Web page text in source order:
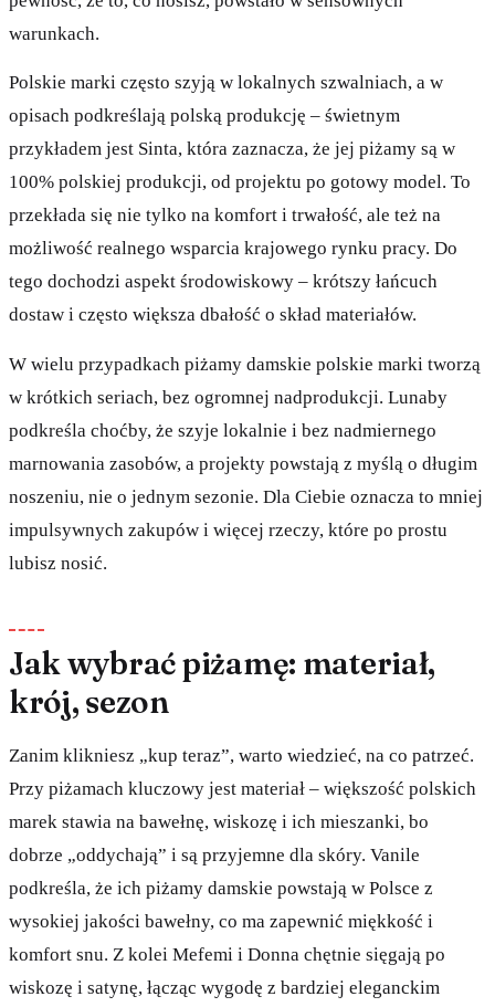
warunkach.
Polskie marki często szyją w lokalnych szwalniach, a w
opisach podkreślają polską produkcję – świetnym
przykładem jest Sinta, która zaznacza, że jej piżamy są w
100% polskiej produkcji, od projektu po gotowy model. To
przekłada się nie tylko na komfort i trwałość, ale też na
możliwość realnego wsparcia krajowego rynku pracy. Do
tego dochodzi aspekt środowiskowy – krótszy łańcuch
dostaw i często większa dbałość o skład materiałów.
W wielu przypadkach piżamy damskie polskie marki tworzą
w krótkich seriach, bez ogromnej nadprodukcji. Lunaby
podkreśla choćby, że szyje lokalnie i bez nadmiernego
marnowania zasobów, a projekty powstają z myślą o długim
noszeniu, nie o jednym sezonie. Dla Ciebie oznacza to mniej
impulsywnych zakupów i więcej rzeczy, które po prostu
lubisz nosić.
Jak wybrać piżamę: materiał,
krój, sezon
Zanim klikniesz „kup teraz”, warto wiedzieć, na co patrzeć.
Przy piżamach kluczowy jest materiał – większość polskich
marek stawia na bawełnę, wiskozę i ich mieszanki, bo
dobrze „oddychają” i są przyjemne dla skóry. Vanile
podkreśla, że ich piżamy damskie powstają w Polsce z
wysokiej jakości bawełny, co ma zapewnić miękkość i
komfort snu. Z kolei Mefemi i Donna chętnie sięgają po
wiskozę i satynę, łącząc wygodę z bardziej eleganckim